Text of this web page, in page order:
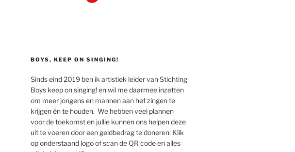
BOYS, KEEP ON SINGING!
Sinds eind 2019 ben ik artistiek leider van Stichting
Boys keep on singing! en wil me daarmee inzetten
om meer jongens en mannen aan het zingen te
krijgen én te houden. We hebben veel plannen
voor de toekomst en jullie kunnen ons helpen deze
uit te voeren door een geldbedrag te doneren. Klik
op onderstaand logo of scan de QR code en alles